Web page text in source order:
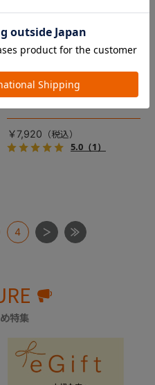
DRAGON QUEST PETs コン
フォートクッション スライム
【コムペット ペットカート
用】
愛車の目印に！ふわふわ生地
あごのせクッション。
￥7,920
5.0（1）
4
特集